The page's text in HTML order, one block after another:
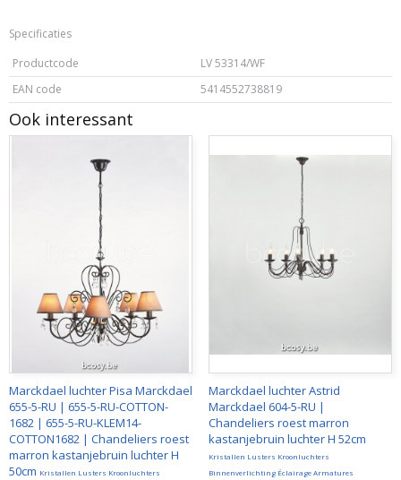
Specificaties
Productcode
LV 53314/WF
EAN code
5414552738819
Ook interessant
Marckdael luchter Pisa Marckdael
655-5-RU | 655-5-RU-COTTON-
1682 | 655-5-RU-KLEM14-
COTTON1682 | Chandeliers roest
marron kastanjebruin luchter H
50cm Kristallen Lusters Kroonluchters
Marckdael luchter Astrid
Marckdael 604-5-RU |
Chandeliers roest marron
kastanjebruin luchter H 52cm
Kristallen Lusters Kroonluchters
Binnenverlichting Éclairage Armatures